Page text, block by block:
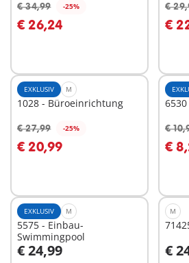
€ 34,99 -25%
€ 26,24
In den Warenkorb
€
€
In
EXKLUSIV M
1028 - Büroeinrichtung
€ 27,99 -25%
€ 20,99
In den Warenkorb
€
€
In
EXKLUSIV M
5575 - Einbau-
Swimmingpool
€ 24,99
In den Warenkorb
M
€ In